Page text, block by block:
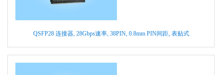
QSFP28 连接器, 28Gbps速率, 38PIN, 0.8mm PIN间距, 表贴式